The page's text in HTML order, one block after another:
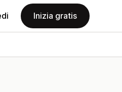
Inizia gratis